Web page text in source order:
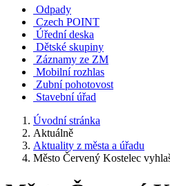
Odpady
Czech POINT
Úřední deska
Dětské skupiny
Záznamy ze ZM
Mobilní rozhlas
Zubní pohotovost
Stavební úřad
Úvodní stránka
Aktuálně
Aktuality z města a úřadu
Město Červený Kostelec